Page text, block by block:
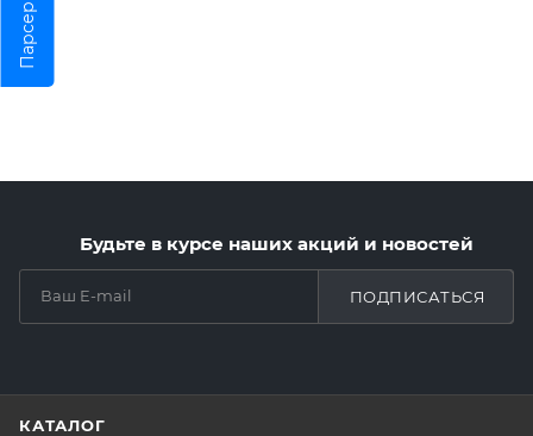
Парсер
Будьте в курсе наших акций и новостей
ПОДПИСАТЬСЯ
КАТАЛОГ